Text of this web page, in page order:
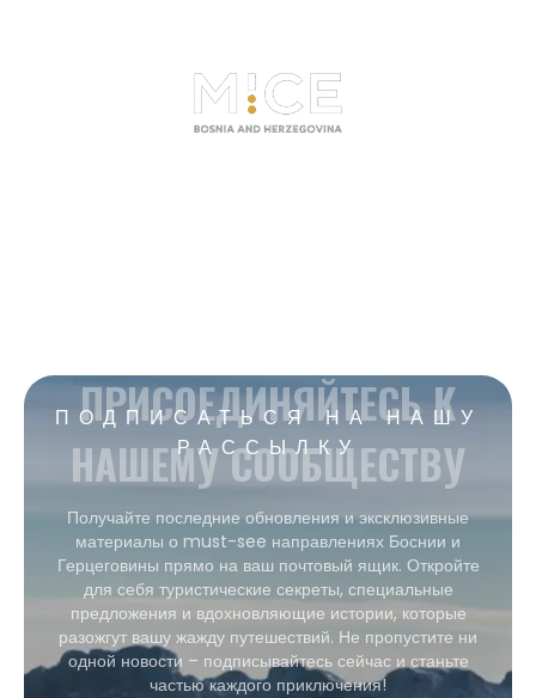
ПОДПИСАТЬСЯ НА НАШУ
РАССЫЛКУ
ПРИСОЕДИНЯЙТЕСЬ К
НАШЕМУ СООБЩЕСТВУ
Получайте последние обновления и эксклюзивные
материалы о must-see направлениях Боснии и
Герцеговины прямо на ваш почтовый ящик. Откройте
для себя туристические секреты, специальные
предложения и вдохновляющие истории, которые
разожгут вашу жажду путешествий. Не пропустите ни
одной новости – подписывайтесь сейчас и станьте
частью каждого приключения!